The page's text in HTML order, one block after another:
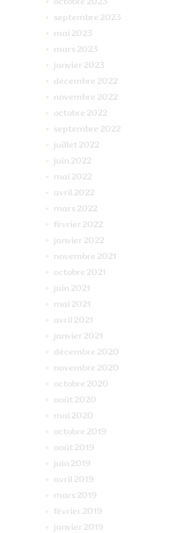
octobre 2023
septembre 2023
mai 2023
mars 2023
janvier 2023
décembre 2022
novembre 2022
octobre 2022
septembre 2022
juillet 2022
juin 2022
mai 2022
avril 2022
mars 2022
février 2022
janvier 2022
novembre 2021
octobre 2021
juin 2021
mai 2021
avril 2021
janvier 2021
décembre 2020
novembre 2020
octobre 2020
août 2020
mai 2020
octobre 2019
août 2019
juin 2019
avril 2019
mars 2019
février 2019
janvier 2019